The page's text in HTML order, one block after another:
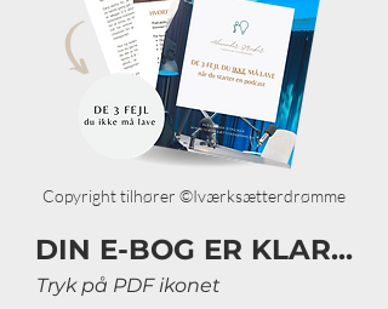
Copyright tilhører ©Iværksætterdrømme
DIN E-BOG ER KLAR...
Tryk på PDF ikonet